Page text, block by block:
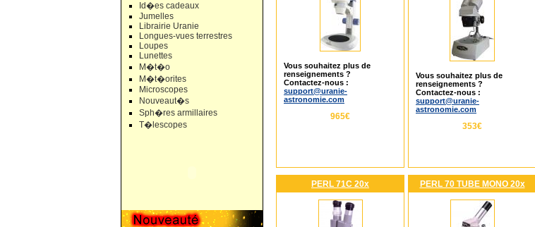
Id�es cadeaux
Jumelles
Librairie Uranie
Longues-vues terrestres
Loupes
Lunettes
M�t�o
M�t�orites
Microscopes
Nouveaut�s
Sph�res armillaires
T�lescopes
Vous souhaitez plus de
renseignements ?
Contactez-nous :
support@uranie-
astronomie.com
965€
Vous souhaitez plus de
renseignements ?
Contactez-nous :
support@uranie-
astronomie.com
353€
PERL 71C 20x PERL 70 TUBE MONO 20x